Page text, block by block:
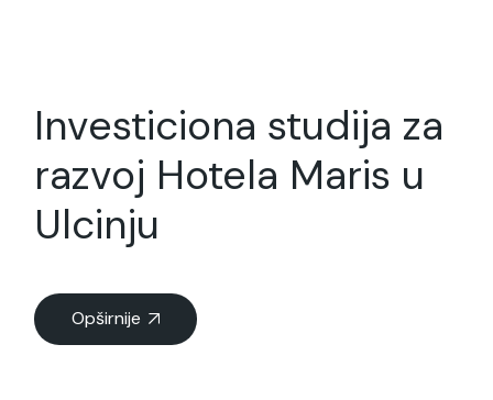
Investiciona studija za
razvoj Hotela Maris u
Ulcinju
Opširnije